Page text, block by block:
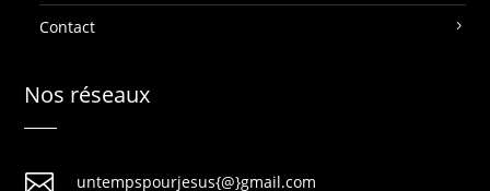
Contact
Nos réseaux
 untempspourjesus{@}gmail.com